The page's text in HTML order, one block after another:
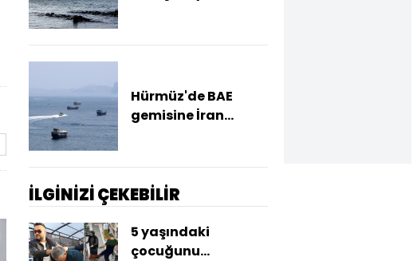
Hürmüz'de BAE
gemisine İran
İLGİNİZİ ÇEKEBİLİR
5 yaşındaki
çocuğunu